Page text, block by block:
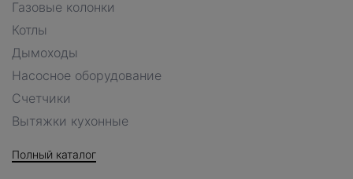
Газовые колонки
Котлы
Дымоходы
Насосное оборудование
Счетчики
Вытяжки кухонные
Полный каталог